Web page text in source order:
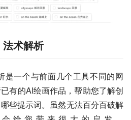
术解析
是一个与前面几个工具不同的网
有的AI绘画作品，帮助您了解创
些提示词。虽然无法百分百破解